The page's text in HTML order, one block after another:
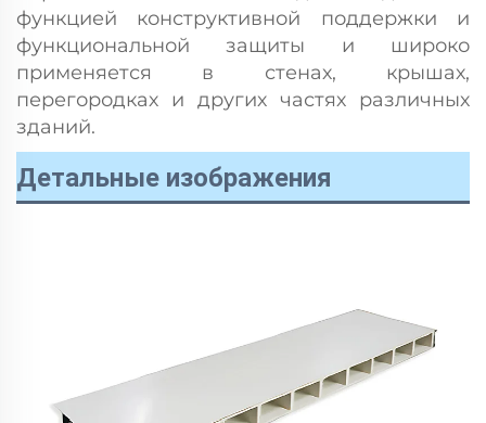
функцией конструктивной поддержки и
функциональной защиты и широко
применяется в стенах, крышах,
перегородках и других частях различных
зданий.
Детальные изображения